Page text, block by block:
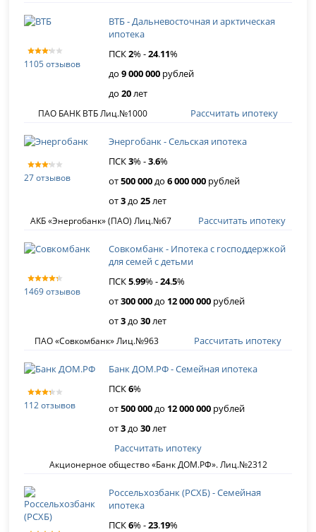
1105 отзывов
ВТБ - Дальневосточная и арктическая
ипотека
ПСК2% -24.11%
до9 000 000 рублей
до20лет
ПАО БАНК ВТБ Лиц.№1000 Рассчитать ипотеку
27 отзывов
Энергобанк - Сельская ипотека
ПСК3% -3.6%
от500 000до6 000 000 рублей
от3до25лет
АКБ «Энергобанк» (ПАО) Лиц.№67 Рассчитать ипотеку
1469 отзывов
Совкомбанк - Ипотека с господдержкой
для семей с детьми
ПСК5.99% -24.5%
от300 000до 12 000 000 рублей
от3до30лет
ПАО «Совкомбанк» Лиц.№963 Рассчитать ипотеку
112 отзывов
Банк ДОМ.РФ - Семейная ипотека
ПСК6%
от500 000до 12 000 000 рублей
от3до30лет
Акционерное общество «Банк ДОМ.РФ». Лиц.№2312
Рассчитать ипотеку
Россельхозбанк (РСХБ) - Семейная
ипотека
ПСК6% -23.19%